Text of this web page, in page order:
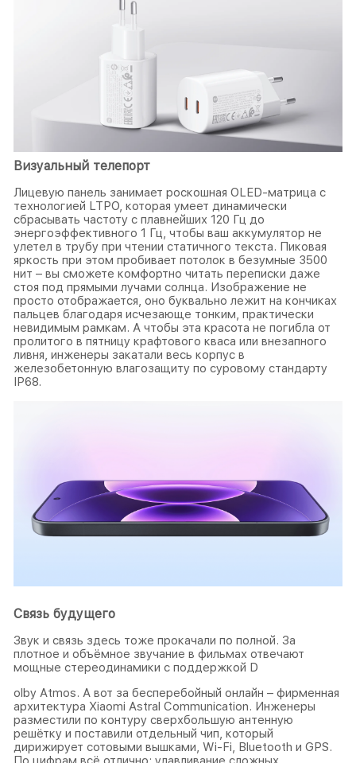
Визуальный телепорт
Лицевую панель занимает роскошная OLED-матрица с
технологией LTPO, которая умеет динамически
сбрасывать частоту с плавнейших 120 Гц до
энергоэффективного 1 Гц, чтобы ваш аккумулятор не
улетел в трубу при чтении статичного текста. Пиковая
яркость при этом пробивает потолок в безумные 3500
нит – вы сможете комфортно читать переписки даже
стоя под прямыми лучами солнца. Изображение не
просто отображается, оно буквально лежит на кончиках
пальцев благодаря исчезающе тонким, практически
невидимым рамкам. А чтобы эта красота не погибла от
пролитого в пятницу крафтового кваса или внезапного
ливня, инженеры закатали весь корпус в
железобетонную влагозащиту по суровому стандарту
IP68.
Связь будущего
Звук и связь здесь тоже прокачали по полной. За
плотное и объёмное звучание в фильмах отвечают
мощные стереодинамики с поддержкой D
olby Atmos. А вот за бесперебойный онлайн – фирменная
архитектура Xiaomi Astral Communication. Инженеры
разместили по контуру сверхбольшую антенную
решётку и поставили отдельный чип, который
дирижирует сотовыми вышками, Wi-Fi, Bluetooth и GPS.